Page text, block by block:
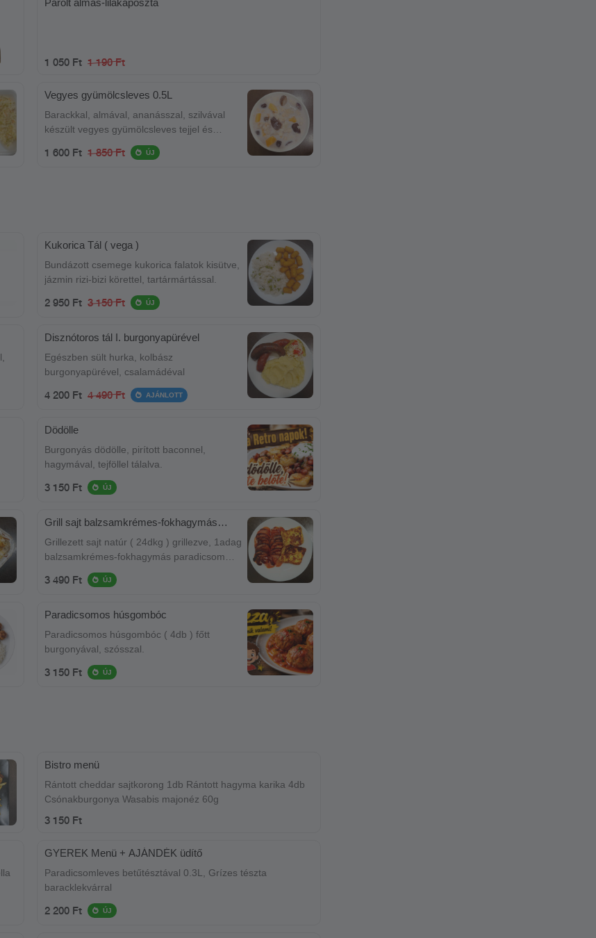
1 050 Ft 1 190 Ft
Vegyes gyümölcsleves 0.5L
Barackkal, almával, ananásszal, szilvával
készült vegyes gyümölcsleves tejjel és
1 600 Ft 1 850 Ft ÚJ
Kukorica Tál ( vega )
Bundázott csemege kukorica falatok kisütve,
jázmin rizi-bizi körettel, tartármártással.
2 950 Ft 3 150 Ft ÚJ
Disznótoros tál I. burgonyapürével
Egészben sült hurka, kolbász
burgonyapürével, csalamádéval
4 200 Ft 4 490 Ft AJÁNLOTT
Dödölle
Burgonyás dödölle, pirított baconnel,
hagymával, tejföllel tálalva.
3 150 Ft ÚJ
Grill sajt balzsamkrémes-fokhagymás
Grillezett sajt natúr ( 24dkg ) grillezve, 1adag
balzsamkrémes-fokhagymás paradicsom
falatokkal tálalva
3 490 Ft ÚJ
Paradicsomos húsgombóc
Paradicsomos húsgombóc ( 4db ) főtt
burgonyával, szósszal.
3 150 Ft ÚJ
Bistro menü
Rántott cheddar sajtkorong 1db Rántott hagyma karika 4db
Csónakburgonya Wasabis majonéz 60g
3 150 Ft
GYEREK Menü + AJÁNDÉK üdítő
Paradicsomleves betűtésztával 0.3L, Grízes tészta
baracklekvárral
2 200 Ft ÚJ